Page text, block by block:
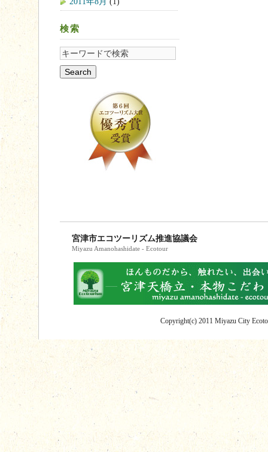
検索
宮津市エコツーリズム推進協議会
Miyazu Amanohashidate - Ecotour
Copyright(c) 2011 Miyazu City